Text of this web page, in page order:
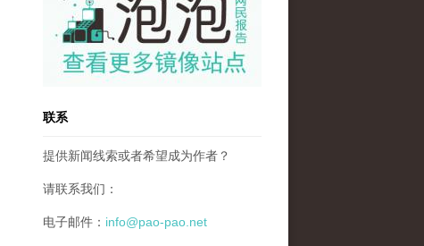
联系
提供新闻线索或者希望成为作者？
请联系我们：
电子邮件： info@pao-pao.net